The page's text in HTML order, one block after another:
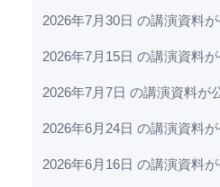
2026年7月30日 の講演資料が
2026年7月15日 の講演資料が
2026年7月7日 の講演資料が
2026年6月24日 の講演資料が
2026年6月16日 の講演資料が